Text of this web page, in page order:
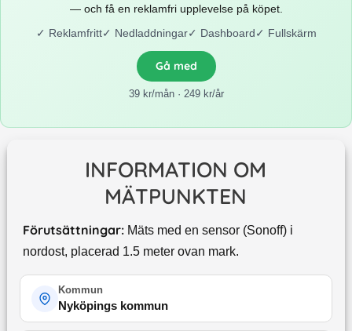
— och få en reklamfri upplevelse på köpet.
✓ Reklamfritt✓ Nedladdningar✓ Dashboard✓ Fullskärm
Gå med
39 kr/mån · 249 kr/år
INFORMATION OM
MÄTPUNKTEN
Förutsättningar: Mäts med en sensor (Sonoff) i
nordost, placerad 1.5 meter ovan mark.
Kommun
Nyköpings kommun